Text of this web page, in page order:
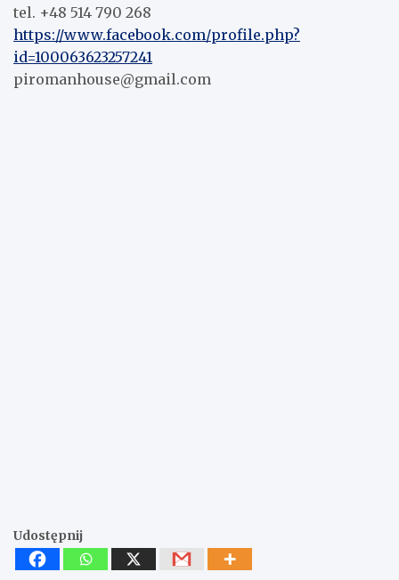
tel. +48 514 790 268
https://www.facebook.com/profile.php?
id=100063623257241
piromanhouse@gmail.com
Udostępnij